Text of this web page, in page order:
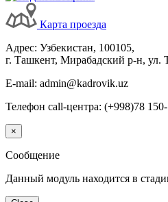
Карта проезда
Адрес: Узбекистан, 100105,
г. Ташкент, Мирабадский р-н, ул.
E-mail: admin@kadrovik.uz
Телефон call-центра: (+998)78
×
Сообщение
Данный модуль находится в